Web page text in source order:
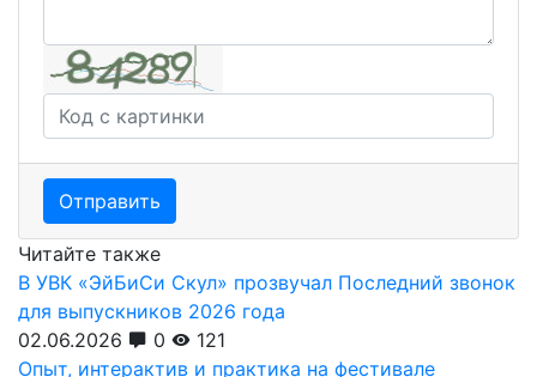
Отправить
Читайте также
В УВК «ЭйБиСи Скул» прозвучал Последний звонок
для выпускников 2026 года
02.06.2026
0
121
Опыт, интерактив и практика на фестивале